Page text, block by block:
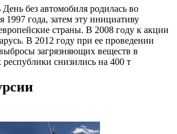
без автомобиля родилась во
1997 года, затем эту инициативу
страны. В 2008 году к акции
В 2012 году при ее проведении
загрязняющих веществ в
снизились на 400 т